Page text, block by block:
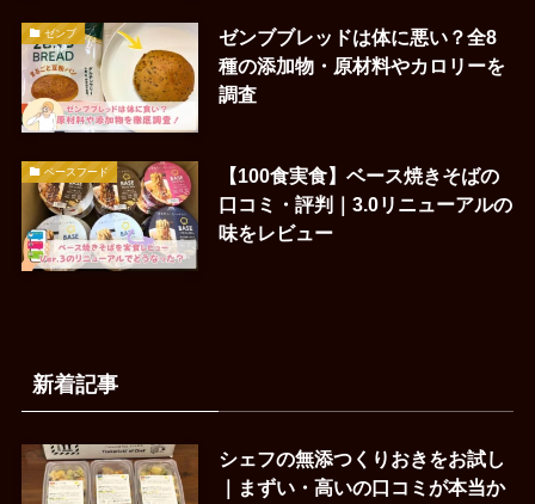
ゼンブ
ゼンブブレッドは体に悪い？全8
種の添加物・原材料やカロリーを
調査
ベースフード
【100食実食】ベース焼きそばの
口コミ・評判｜3.0リニューアルの
味をレビュー
新着記事
シェフの無添つくりおきをお試し
｜まずい・高いの口コミが本当か